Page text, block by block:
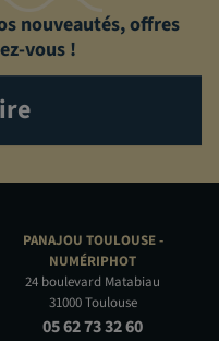
nouveautés, offres
vous !
PANAJOU TOULOUSE -
NUMÉRIPHOT
24 boulevard Matabiau
31000 Toulouse
05 62 73 32 60